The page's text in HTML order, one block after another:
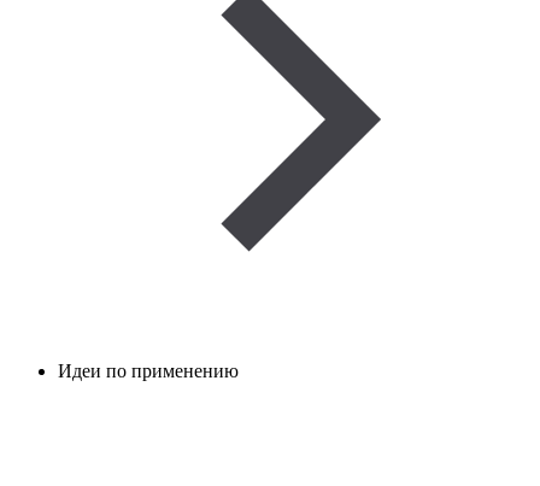
Идеи по применению